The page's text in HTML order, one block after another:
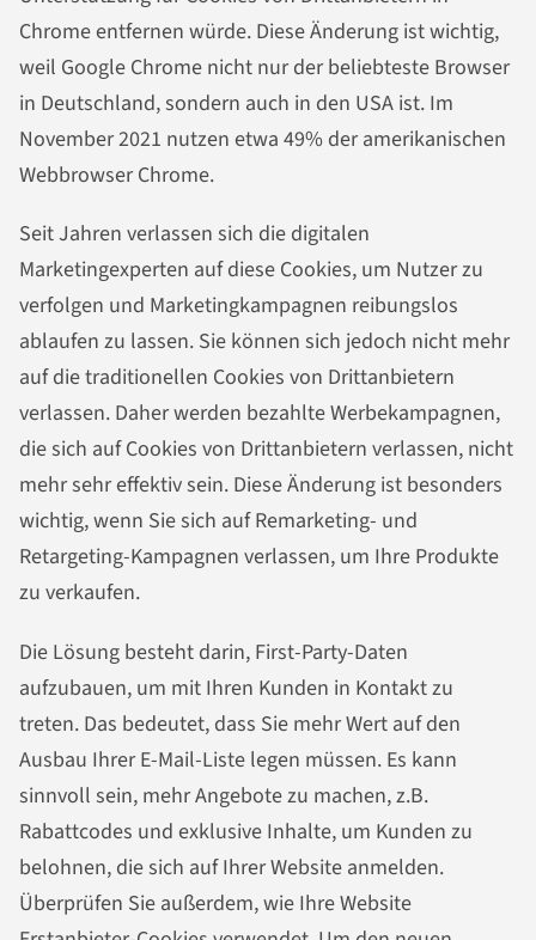
Chrome entfernen würde. Diese Änderung ist wichtig,
weil Google Chrome nicht nur der beliebteste Browser
in Deutschland, sondern auch in den USA ist. Im
November 2021 nutzen etwa 49% der amerikanischen
Webbrowser Chrome.
Seit Jahren verlassen sich die digitalen
Marketingexperten auf diese Cookies, um Nutzer zu
verfolgen und Marketingkampagnen reibungslos
ablaufen zu lassen. Sie können sich jedoch nicht mehr
auf die traditionellen Cookies von Drittanbietern
verlassen. Daher werden bezahlte Werbekampagnen,
die sich auf Cookies von Drittanbietern verlassen, nicht
mehr sehr effektiv sein. Diese Änderung ist besonders
wichtig, wenn Sie sich auf Remarketing- und
Retargeting-Kampagnen verlassen, um Ihre Produkte
zu verkaufen.
Die Lösung besteht darin, First-Party-Daten
aufzubauen, um mit Ihren Kunden in Kontakt zu
treten. Das bedeutet, dass Sie mehr Wert auf den
Ausbau Ihrer E-Mail-Liste legen müssen. Es kann
sinnvoll sein, mehr Angebote zu machen, z.B.
Rabattcodes und exklusive Inhalte, um Kunden zu
belohnen, die sich auf Ihrer Website anmelden.
Überprüfen Sie außerdem, wie Ihre Website